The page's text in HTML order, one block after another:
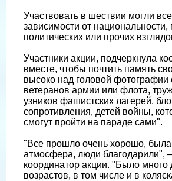
Участвовать в шествии могли
зависимости от национальности,
политических или прочих
Участники акции, подчеркнула
вместе, чтобы почтить память
высоко над головой фотографии
ветеранов армии или флота,
узников фашистских лагерей,
сопротивления, детей войны,
смогут пройти на параде сами".
"Все прошло очень хорошо,
атмосфера, люди благодарили",
координатор акции. "Было
возрастов, в том числе и в